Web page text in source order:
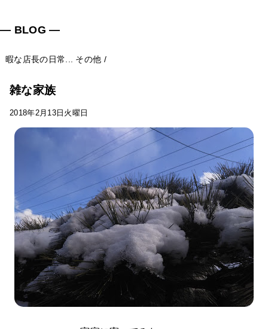
― BLOG ―
暇な店長の日常... その他 /
雑な家族
2018年2月13日火曜日